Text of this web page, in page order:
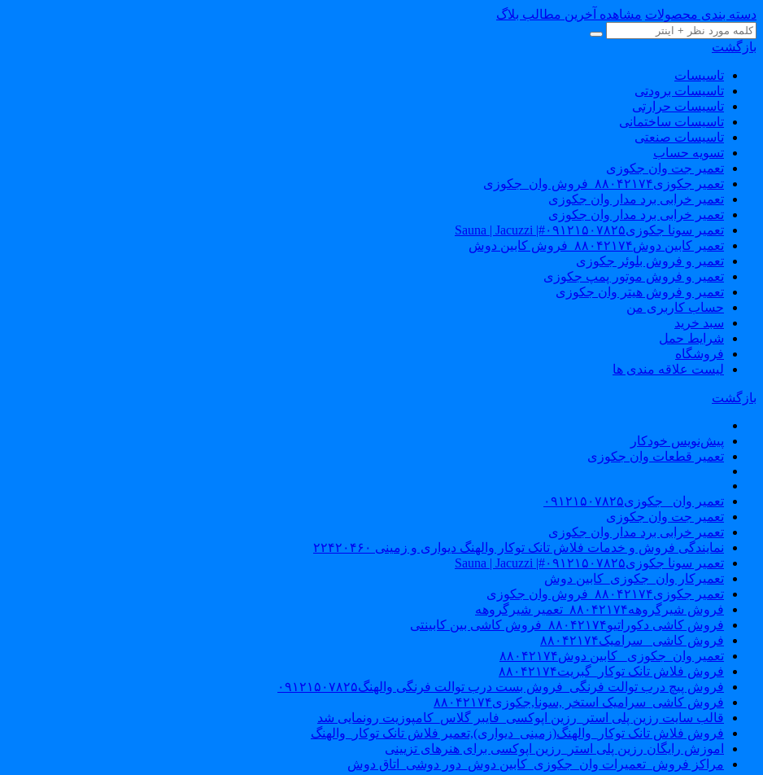
دسته بندی محصولات مشاهده آخرین مطالب بلاگ
بازگشت
تاسیسات
تاسیسات برودتی
تاسیسات حرارتی
تاسیسات ساختمانی
تاسیسات صنعتی
تسویه حساب
تعمیر جت وان جکوزی
تعمیر جکوزی۸۸۰۴۲۱۷۴_فروش وان_جکوزی
تعمیر خرابی برد مدار وان جکوزی
تعمیر خرابی برد مدار وان جکوزی
تعمیر سونا جکوزی۰۹۱۲۱۵۰۷۸۲۵#| Sauna | Jacuzzi
تعمیر کابین دوش۸۸۰۴۲۱۷۴_فروش کابین دوش
تعمیر و فروش بلوئر جکوزی
تعمیر و فروش موتور پمپ جکوزی
تعمیر و فروش هیتر وان جکوزی
حساب کاربری من
سبد خرید
شرایط حمل
فروشگاه
لیست علاقه مندی ها
بازگشت
پیش‌نویس خودکار
تعمیر قطعات وان جکوزی
تعمیر وان _جکوزی۰۹۱۲۱۵۰۷۸۲۵
تعمیر جت وان جکوزی
تعمیر خرابی برد مدار وان جکوزی
نمایندگی فروش و خدمات فلاش تانک توکار والهنگ دیواری و زمینی ۲۲۴۲۰۴۶۰
تعمیر سونا جکوزی۰۹۱۲۱۵۰۷۸۲۵#| Sauna | Jacuzzi
تعمیرکار وان_جکوزی_کابین دوش
تعمیر جکوزی۸۸۰۴۲۱۷۴_فروش وان جکوزی
فروش شیرگروهه۸۸۰۴۲۱۷۴_تعمیر شیرگروهه
فروش کاشی دکوراتیو۸۸۰۴۲۱۷۴_فروش کاشی بین کابینتی
فروش کاشی _سرامیک۸۸۰۴۲۱۷۴
تعمیر وان_جکوزی_ کابین دوش۸۸۰۴۲۱۷۴
فروش فلاش تانک توکار_گبریت۸۸۰۴۲۱۷۴
فروش پیچ درب توالت فرنگی_فروش بست درب توالت فرنگی والهنگ۰۹۱۲۱۵۰۷۸۲۵
فروش کاشی_سرامیک استخر ,سونا,جکوزی۸۸۰۴۲۱۷۴
قالب سایت رزین پلی استر_رزین اپوکسی_فایبر گلاس_کامپوزیت رونمایی شد
فروش فلاش تانک توکار_والهنگ(زمینی_دیواری),تعمیر فلاش تانک توکار_والهنگ
اموزش رایگان رزین پلی استر_رزین اپوکسی برای هنرهای تزیینی
مراکز فروش_تعمیرات وان_جکوزی_کابین دوش_دور دوشی_اتاق دوش